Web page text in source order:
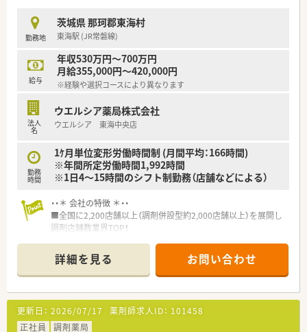
勤務地
茨城県 那珂郡東海村
東海駅 (JR常磐線)
給与
年収530万円～700万円
月給355,000円～420,000円
※経験や選択コースにより異なります
法人
名
ウエルシア薬局株式会社
ウエルシア 東海中央店
勤務
時間
1ｹ月単位変形労働時間制 (月間平均：166時間)
※年間所定労働時間1,992時間
※1日4～15時間のシフト制勤務（店舗などによる）
・・＊ 会社の特徴 ＊・・
■全国に2,200店舗以上（調剤併設型約2,000店舗以上）を展開し
調剤店舗数業界TOP！
頑張り次第で高給与も可能！
■経験や勤務コースによりますが、経験の少ない方でも500万前
半スタートと業界TOP水準！
■職種や職域に合わせ、豊富な社内研修や外部組織と連携した研
修を用意されています
■薬剤師が中心の会社だからこそ活躍できるキャリアパスが多
種多様に用意されています。
詳細を見る お問い合わせ
更新日： 2026/07/17 薬剤師求人ID： 101458
正社員
調剤薬局